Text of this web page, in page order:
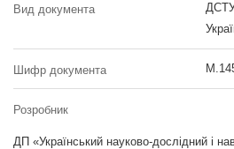
Вид документа
Шифр документа
Розробник
ДП «Український науково-дослідний і